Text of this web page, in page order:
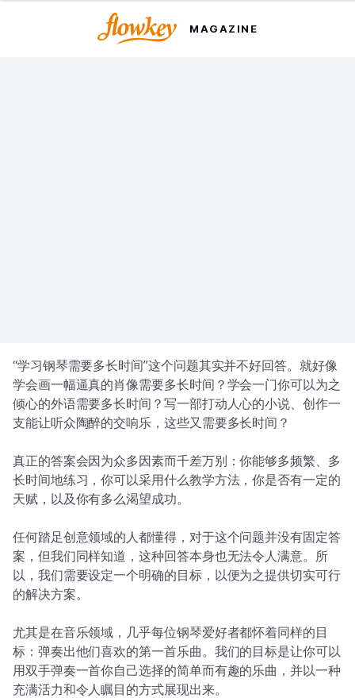
MAGAZINE
“学习钢琴需要多长时间”这个问题其实并不好回答。就好像
学会画一幅逼真的肖像需要多长时间？学会一门你可以为之
倾心的外语需要多长时间？写一部打动人心的小说、创作一
支能让听众陶醉的交响乐，这些又需要多长时间？
真正的答案会因为众多因素而千差万别：你能够多频繁、多
长时间地练习，你可以采用什么教学方法，你是否有一定的
天赋，以及你有多么渴望成功。
任何踏足创意领域的人都懂得，对于这个问题并没有固定答
案，但我们同样知道，这种回答本身也无法令人满意。所
以，我们需要设定一个明确的目标，以便为之提供切实可行
的解决方案。
尤其是在音乐领域，几乎每位钢琴爱好者都怀着同样的目
标：弹奏出他们喜欢的第一首乐曲。我们的目标是让你可以
用双手弹奏一首你自己选择的简单而有趣的乐曲，并以一种
充满活力和令人瞩目的方式展现出来。